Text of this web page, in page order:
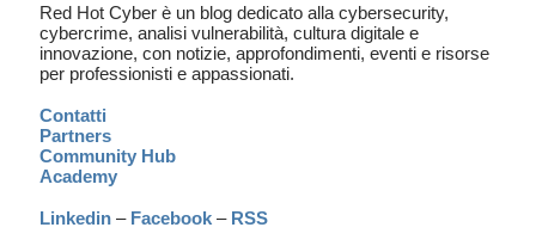
Red Hot Cyber è un blog dedicato alla cybersecurity,
cybercrime, analisi vulnerabilità, cultura digitale e
innovazione, con notizie, approfondimenti, eventi e risorse
per professionisti e appassionati.
Contatti
Partners
Community Hub
Academy
Linkedin – Facebook – RSS